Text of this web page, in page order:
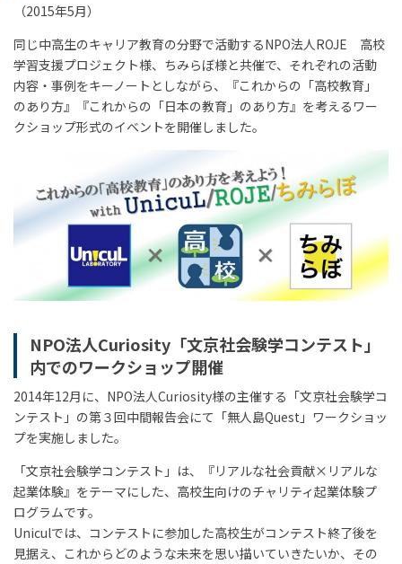
（2015年5月）
同じ中高生のキャリア教育の分野で活動するNPO法人ROJE 高校
学習支援プロジェクト様、ちみらぼ様と共催で、それぞれの活動
内容・事例をキーノートとしながら、『これからの「高校教育」
のあり方』『これからの「日本の教育」のあり方』を考えるワー
クショップ形式のイベントを開催しました。
NPO法人Curiosity「文京社会験学コンテスト」
内でのワークショップ開催
2014年12月に、NPO法人Curiosity様の主催する「文京社会験学コ
ンテスト」の第３回中間報告会にて「無人島Quest」ワークショッ
プを実施しました。
「文京社会験学コンテスト」は、『リアルな社会貢献×リアルな
起業体験』をテーマにした、高校生向けのチャリティ起業体験プ
ログラムです。
Uniculでは、コンテストに参加した高校生がコンテスト終了後を
見据え、これからどのような未来を思い描いていきたいか、その